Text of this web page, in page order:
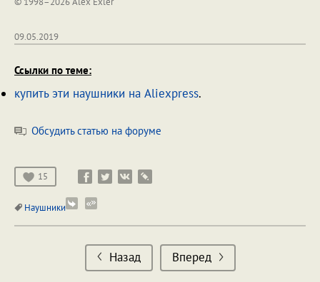
09.05.2019
Ссылки по теме:
купить эти наушники на Aliexpress.
Обсудить статью на форуме
15
Наушники
Назад Вперед